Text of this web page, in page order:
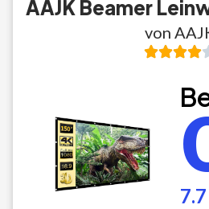
AAJK Beamer
von